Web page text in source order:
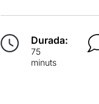
Durada:
75
minuts